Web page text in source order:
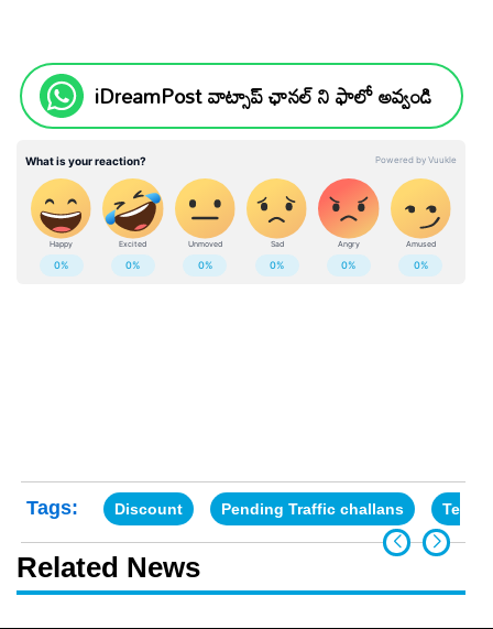
iDreamPost వాట్సాప్ ఛానల్ ని ఫాలో అవ్వండి
Tags: Discount Pending Traffic challans
Related News